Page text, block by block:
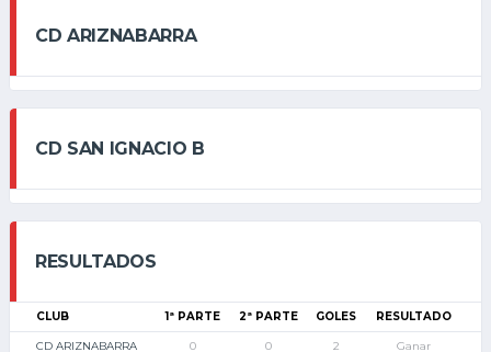
CD ARIZNABARRA
CD SAN IGNACIO B
RESULTADOS
CLUB 1ª PARTE 2ª PARTE GOLES RESULTADO
CD ARIZNABARRA 0 0 2 Ganar